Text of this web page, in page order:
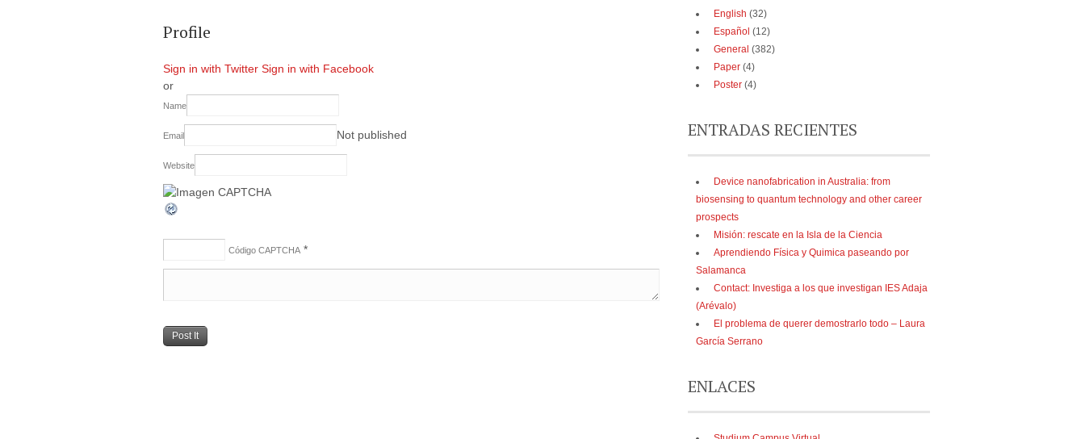
Profile
Sign in with Twitter Sign in with Facebook
or
Name
Email Not published
Website
Código CAPTCHA *
English (32)
Español (12)
General (382)
Paper (4)
Poster (4)
ENTRADAS RECIENTES
Device nanofabrication in Australia: from
biosensing to quantum technology and other career
prospects
Misión: rescate en la Isla de la Ciencia
Aprendiendo Física y Quimica paseando por
Salamanca
Contact: Investiga a los que investigan IES Adaja
(Arévalo)
El problema de querer demostrarlo todo – Laura
García Serrano
ENLACES